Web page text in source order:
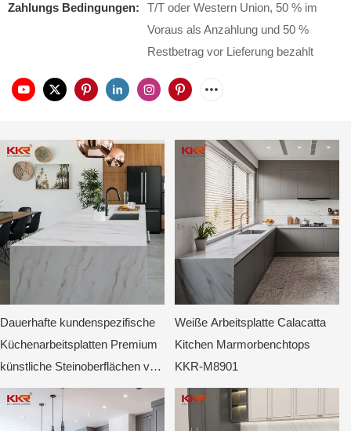
Zahlungs Bedingungen:
T/T oder Western Union, 50 % im
Voraus als Anzahlung und 50 %
Restbetrag vor Lieferung bezahlt
Dauerhafte kundenspezifische
Küchenarbeitsplatten Premium
künstliche Steinoberflächen von
Kingkonree
Weiße Arbeitsplatte Calacatta
Kitchen Marmorbenchtops
KKR-M8901